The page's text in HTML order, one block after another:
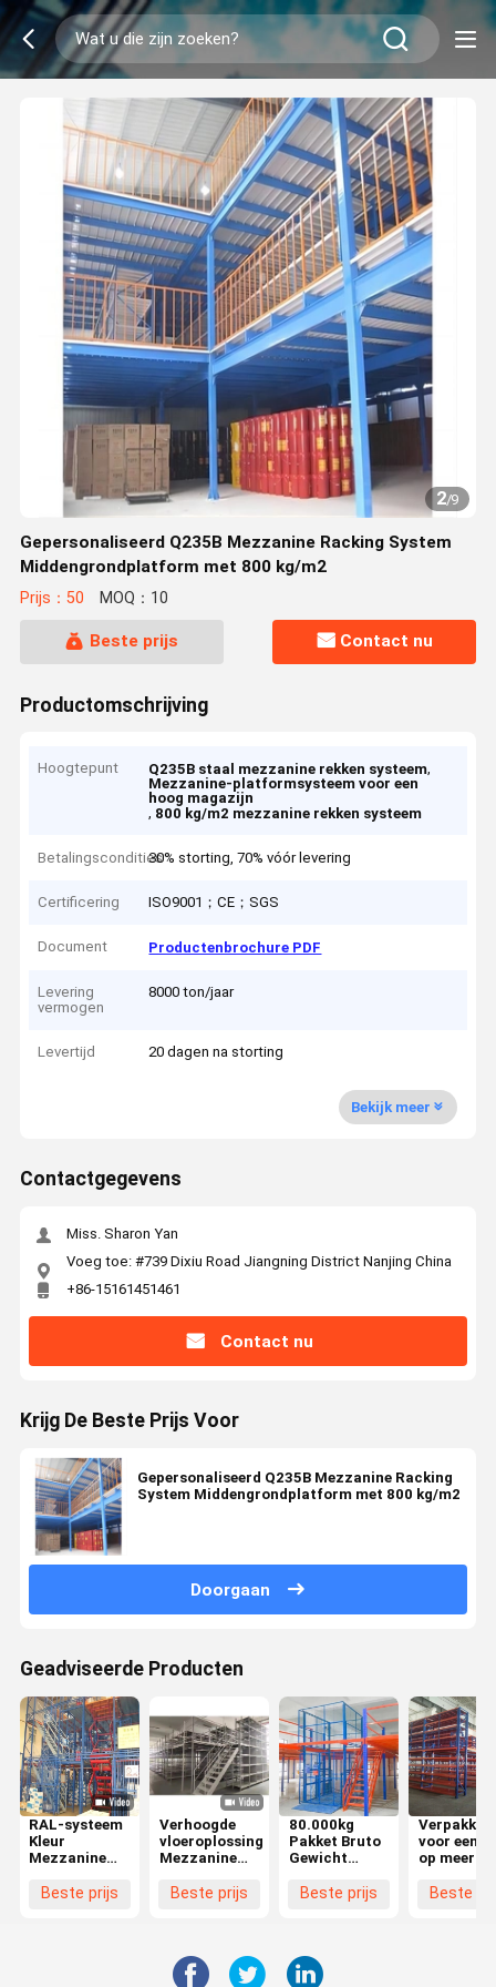
2/9
Gepersonaliseerd Q235B Mezzanine Racking System
Middengrondplatform met 800 kg/m2
Prijs：50 MOQ：10
Beste prijs Contact nu
Productomschrijving
Hoogtepunt Q235B staal mezzanine rekken systeem,
Mezzanine-platformsysteem voor een
hoog magazijn
, 800 kg/m2 mezzanine rekken systeem
Betalingscondities30% storting, 70% vóór levering
Certificering ISO9001；CE；SGS
Document Productenbrochure PDF
Levering
vermogen
8000 ton/jaar
Levertijd 20 dagen na storting
Bekijk meer
Contactgegevens
Miss. Sharon Yan
Voeg toe: #739 Dixiu Road Jiangning District Nanjing China
+86-15161451461
Contact nu
Krijg De Beste Prijs Voor
Gepersonaliseerd Q235B Mezzanine Racking
System Middengrondplatform met 800 kg/m2
Doorgaan
Geadviseerde Producten
RAL-systeem
Kleur
Mezzanine
Capaciteit
Beste prijs
Verhoogde
vloeroplossing
Mezzanine
niveaus met
Beste prijs
80.000kg
Pakket Bruto
Gewicht
Mezzanine
Beste prijs
voor een
op
trappen
Beste